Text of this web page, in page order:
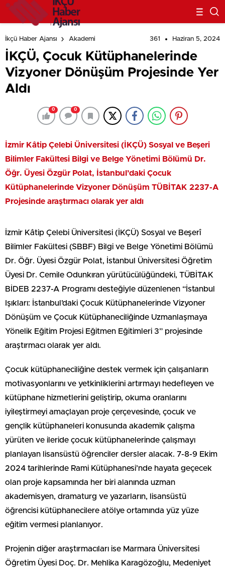
İkçü Haber Ajansı Akademi 361 Haziran 5, 2024
İKÇÜ, Çocuk Kütüphanelerinde
Vizyoner Dönüşüm Projesinde Yer
Aldı
0 0
İzmir Kâtip Çelebi Üniversitesi (İKÇÜ) Sosyal ve Beşeri
Bilimler Fakültesi Bilgi ve Belge Yönetimi Bölümü Dr.
Öğr. Üyesi Özgür Polat, İstanbul’daki Çocuk
Kütüphanelerinde Vizyoner Dönüşüm TÜBİTAK 2237-A
Projesinde araştırmacı olarak yer aldı
İzmir Kâtip Çelebi Üniversitesi (İKÇÜ) Sosyal ve Beşerî
Bilimler Fakültesi (SBBF) Bilgi ve Belge Yönetimi Bölümü
Dr. Öğr. Üyesi Özgür Polat, İstanbul Üniversitesi Öğretim
Üyesi Dr. Cemile Odunkıran yürütücülüğündeki, TÜBİTAK
BİDEB 2237-A Programı desteğiyle düzenlenen “İstanbul
Işıkları: İstanbul’daki Çocuk Kütüphanelerinde Vizyoner
Dönüşüm ve Çocuk Kütüphaneciliğinde Uzmanlaşmaya
Yönelik Eğitim Projesi Eğitmen Eğitimleri 3” projesinde
araştırmacı olarak yer aldı.
Çocuk kütüphaneciliğine destek vermek için çalışanların
motivasyonlarını ve yetkinliklerini artırmayı hedefleyen ve
kütüphane hizmetlerini geliştirip, okuma oranlarını
iyileştirmeyi amaçlayan proje çerçevesinde, çocuk ve
gençlik kütüphaneleri konusunda akademik çalışma
yürüten ve ileride çocuk kütüphanelerinde çalışmayı
planlayan lisansüstü öğrenciler dersler alacak. 7-8-9 Ekim
2024 tarihlerinde Rami Kütüphanesi’nde hayata geçecek
olan proje kapsamında her biri alanında uzman
akademisyen, dramaturg ve yazarların, lisansüstü
öğrencisi kütüphanecilere atölye ortamında yüz yüze
eğitim vermesi planlanıyor.
Projenin diğer araştırmacıları ise Marmara Üniversitesi
Öğretim Üyesi Doç. Dr. Mehlika Karagözoğlu, Medeniyet
Kütüphaneciler Buluştu